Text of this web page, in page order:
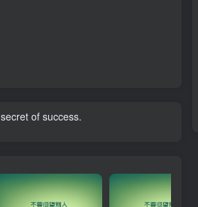
of success.